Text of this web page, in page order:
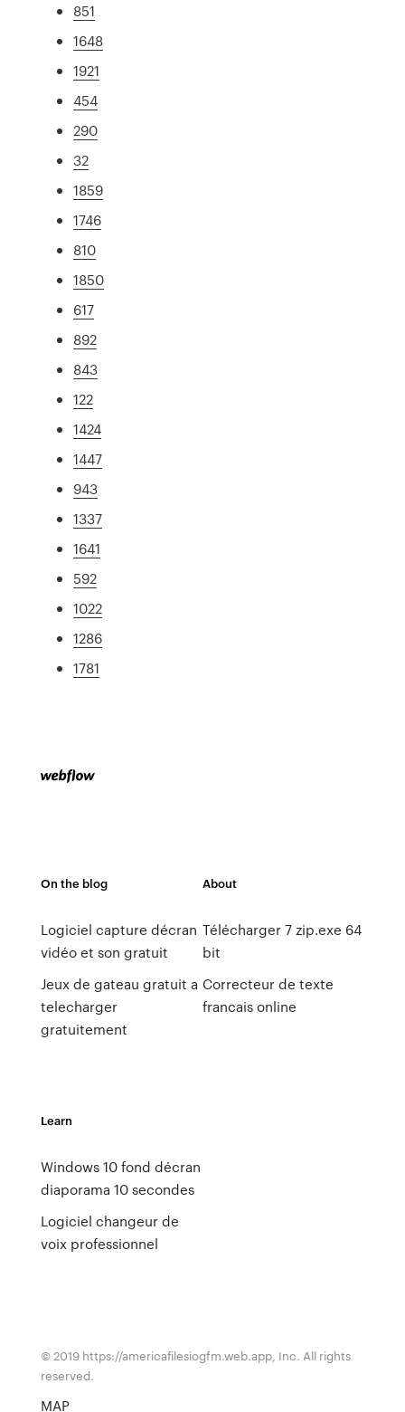
851
1648
1921
454
290
32
1859
1746
810
1850
617
892
843
122
1424
1447
943
1337
1641
592
1022
1286
1781
On the blog
Logiciel capture décran
vidéo et son gratuit
Jeux de gateau gratuit a
telecharger
gratuitement
About
Télécharger 7 zip.exe 64
bit
Correcteur de texte
francais online
Learn
Windows 10 fond décran
diaporama 10 secondes
Logiciel changeur de
voix professionnel
© 2019 https://americafilesiogfm.web.app, Inc. All rights
reserved.
MAP